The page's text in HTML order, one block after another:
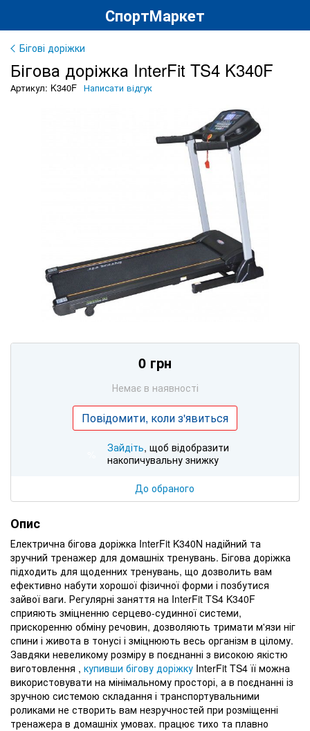
СпортМаркет
Бігові доріжки
Бігова доріжка InterFit TS4 K340F
Артикул: K340F Написати відгук
0 грн
Немає в наявності
Повідомити, коли з'явиться
Зайдіть, щоб відобразити
накопичувальну знижку
До обраного
Опис
Електрична бігова доріжка InterFit K340N надійний та
зручний тренажер для домашніх тренувань. Бігова доріжка
підходить для щоденних тренувань, що дозволить вам
ефективно набути хорошої фізичної форми і позбутися
зайвої ваги. Регулярні заняття на InterFit TS4 K340F
сприяють зміцненню серцево-судинної системи,
прискоренню обміну речовин, дозволяють тримати м'язи ніг
спини і живота в тонусі і зміцнюють весь організм в цілому.
Завдяки невеликому розміру в поєднанні з високою якістю
виготовлення , купивши бігову доріжку InterFit TS4 її можна
використовувати на мінімальному просторі, а в поєднанні із
зручною системою складання і транспортувальними
роликами не створить вам незручностей при розміщенні
тренажера в домашніх умовах. працює тихо та плавно